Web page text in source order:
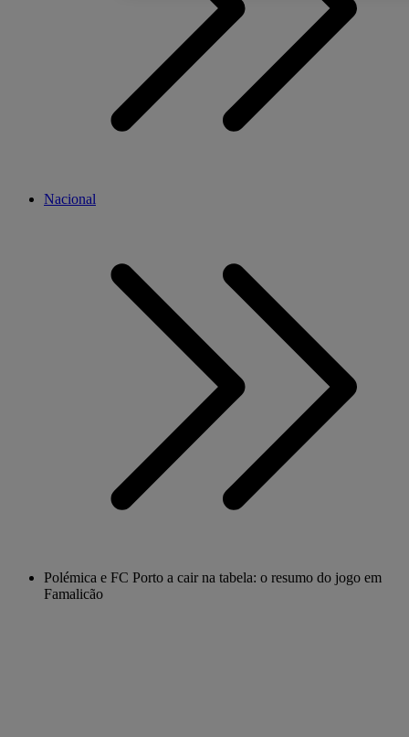
Nacional
Polémica e FC Porto a cair na tabela: o resumo do jogo em
Famalicão